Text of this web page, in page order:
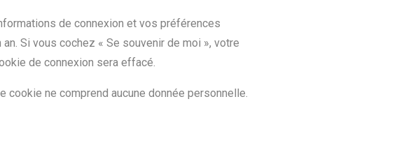
de connexion et vos préférences
an. Si vous cochez « Se souvenir de moi », votre
de connexion sera effacé.
cookie ne comprend aucune donnée personnelle.